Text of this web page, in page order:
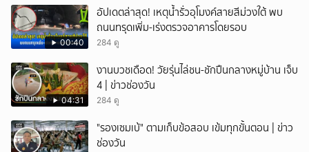
00:40
อัปเดตล่าสุด! เหตุน้ำรั่วอุโมงค์สายสีม่วงใต้ พบ
ถนนทรุดเพิ่ม-เร่งตรวจอาคารโดยรอบ
284 ดู
04:31
งานบวชเดือด! วัยรุ่นไล่ชน-ชักปืนกลางหมู่บ้าน เจ็บ
4 | ข่าวช่องวัน
284 ดู
"รองเซมเบ้" ตามเก็บข้อสอบ เข้มทุกขั้นตอน | ข่าว
ช่องวัน